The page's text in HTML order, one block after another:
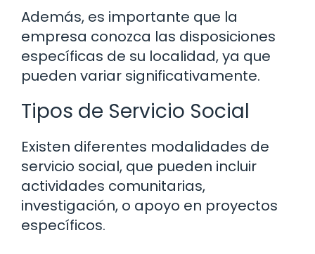
Además, es importante que la
empresa conozca las disposiciones
específicas de su localidad, ya que
pueden variar significativamente.
Tipos de Servicio Social
Existen diferentes modalidades de
servicio social, que pueden incluir
actividades comunitarias,
investigación, o apoyo en proyectos
específicos.